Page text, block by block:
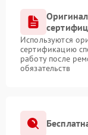
Используются
сертификацию
работу после
обязательств